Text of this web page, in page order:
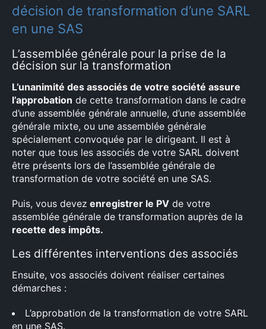
décision de transformation d’une SARL
en une SAS
L’assemblée générale pour la prise de la
décision sur la transformation
L’unanimité des associés de votre société assure
l’approbation de cette transformation dans le cadre
d’une assemblée générale annuelle, d’une assemblée
générale mixte, ou une assemblée générale
spécialement convoquée par le dirigeant. Il est à
noter que tous les associés de votre SARL doivent
être présents lors de l’assemblée générale de
transformation de votre société en une SAS.
Puis, vous devez enregistrer le PV de votre
assemblée générale de transformation auprès de la
recette des impôts.
Les différentes interventions des associés
Ensuite, vos associés doivent réaliser certaines
démarches :
L’approbation de la transformation de votre SARL
en une SAS.